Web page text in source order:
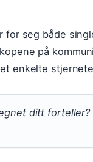
for seg både
på
enkelte
ditt